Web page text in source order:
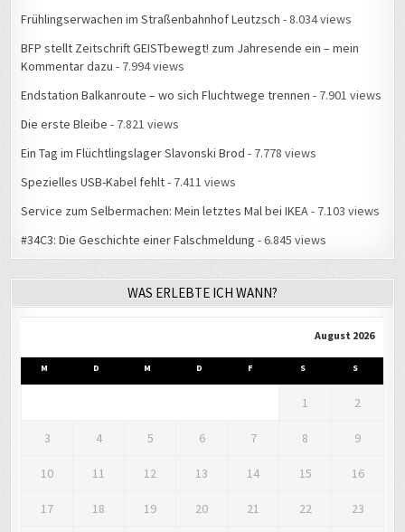
Frühlingserwachen im Straßenbahnhof Leutzsch - 8.034 views
BFP stellt Zeitschrift GEISTbewegt! zum Jahresende ein – mein
Kommentar dazu - 7.994 views
Endstation Balkanroute – wo sich Fluchtwege trennen - 7.901 views
Die erste Bleibe - 7.821 views
Ein Tag im Flüchtlingslager Slavonski Brod - 7.778 views
Spezielles USB-Kabel fehlt- 7.411 views
Service zum Selbermachen: Mein letztes Mal bei IKEA- 7.103 views
#34C3: Die Geschichte einer Falschmeldung - 6.845 views
WAS ERLEBTE ICH WANN?
August 2026
M D M D F S S
1 2
3 4 5 6 7 8 9
10 11 12 13 14 15 16
17 18 19 20 21 22 23